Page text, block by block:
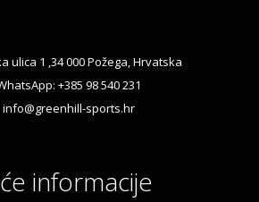
ulica 1 ,34 000 Požega, Hrvatska
+385 98 540 231
info@greenhill-sports.hr
informacije